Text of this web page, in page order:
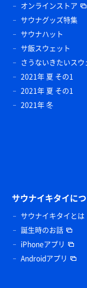
オンラインストア
サウナグッズ特集
サウナハット
サ飯スウェット
さうないきたいスウ
2021年 夏 その1
2021年 夏 その1
2021年 冬
サウナイキタイに
サウナイキタイとは
誕生時のお話
iPhoneアプリ
Androidアプリ